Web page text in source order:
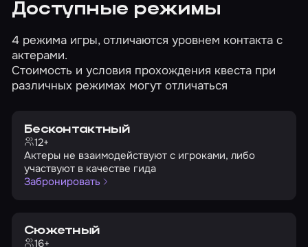
Доступные режимы
4 режима игры, отличаются уровнем контакта с
актерами.
Стоимость и условия прохождения квеста при
различных режимах могут отличаться
Бесконтактный
12+
Актеры не взаимодействуют с игроками, либо
участвуют в качестве гида
Забронировать
Сюжетный
16+